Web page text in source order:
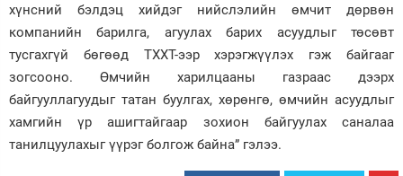
хүнсний бэлдэц хийдэг нийслэлийн өмчит дөрвөн
компанийн барилга, агуулах барих асуудлыг төсөвт
тусгахгүй бөгөөд ТХХТ-ээр хэрэгжүүлэх гэж байгааг
зогсооно. Өмчийн харилцааны газраас дээрх
байгууллагуудыг татан буулгах, хөрөнгө, өмчийн асуудлыг
хамгийн үр ашигтайгаар зохион байгуулах саналаа
танилцуулахыг үүрэг болгож байна” гэлээ.